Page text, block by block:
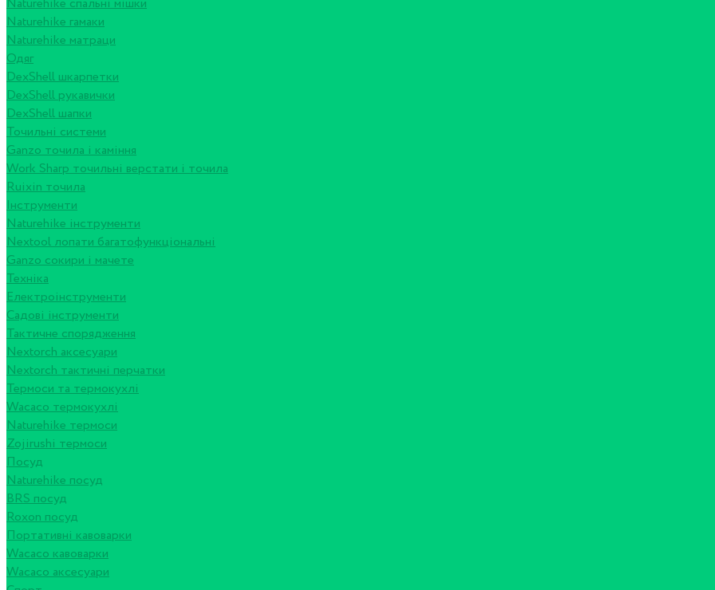
Naturehike спальні мішки
Naturehike гамаки
Naturehike матраци
Одяг
DexShell шкарпетки
DexShell рукавички
DexShell шапки
Точильні системи
Ganzo точила і каміння
Work Sharp точильні верстати і точила
Ruixin точила
Інструменти
Naturehike інструменти
Nextool лопати багатофункціональні
Ganzo сокири і мачете
Техніка
Електроінструменти
Садові інструменти
Тактичне спорядження
Nextorch аксесуари
Nextorch тактичні перчатки
Термоси та термокухлі
Wacaco термокухлі
Naturehike термоси
Zojirushi термоси
Посуд
Naturehike посуд
BRS посуд
Roxon посуд
Портативні кавоварки
Wacaco кавоварки
Wacaco аксесуари